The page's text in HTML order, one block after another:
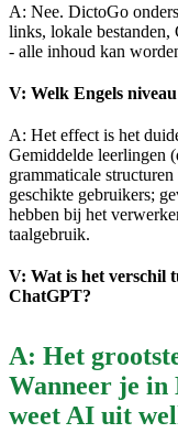
A: Nee. DictoGo
links, lokale bestanden,
- alle inhoud kan
V: Welk Engels
A: Het effect is het
Gemiddelde leerlingen
grammaticale
geschikte gebruikers;
hebben bij het
taalgebruik.
V: Wat is het verschil
ChatGPT?
A: Het
Wanneer je in
weet AI uit